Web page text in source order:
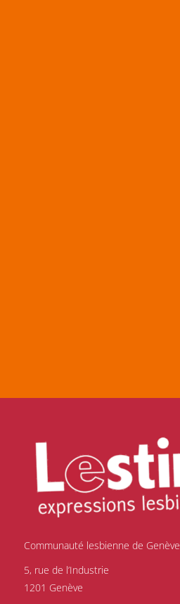
Communauté lesbienne de Genève
5, rue de l’Industrie
1201 Genève